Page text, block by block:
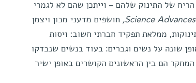
של התינוק שלהם – וייתכן שהם לא לגמרי
Science Advances
, חושפים מדעני מכון ויצמן
ממלאת תפקיד חברתי חשוב: ויסות
שונה על נשים וגברים: בעוד בנשים שנבדקו
הם בין הראשונים הקושרים באופן ישיר